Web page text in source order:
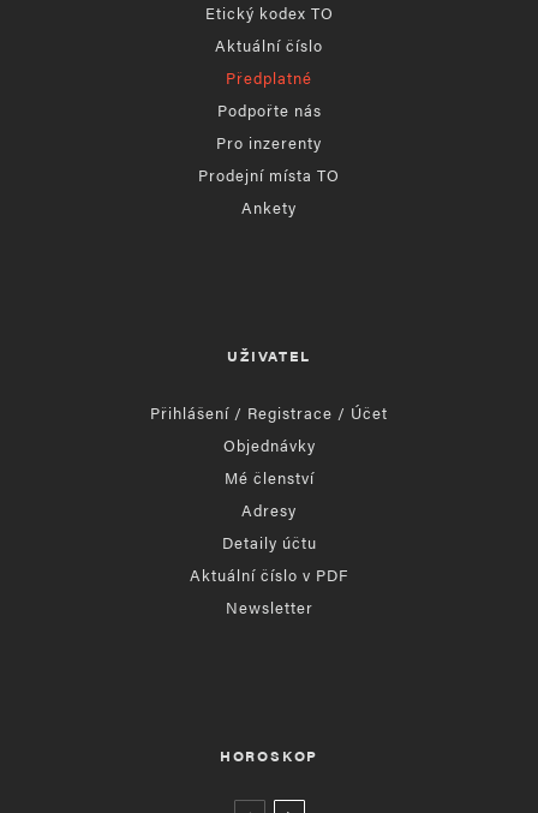
Etický kodex TO
Aktuální číslo
Předplatné
Podpořte nás
Pro inzerenty
Prodejní místa TO
Ankety
UŽIVATEL
Přihlášení / Registrace / Účet
Objednávky
Mé členství
Adresy
Detaily účtu
Aktuální číslo v PDF
Newsletter
HOROSKOP